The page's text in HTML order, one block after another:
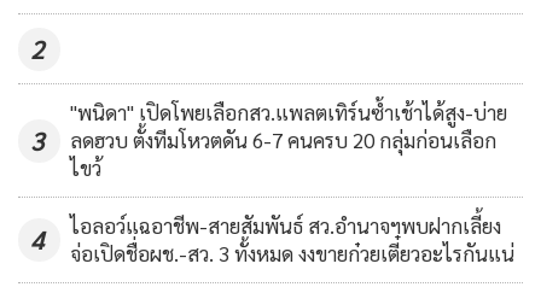
2
3
"พนิดา" เปิดโพยเลือกสว.แพลตเทิร์นซ้ำเช้าได้สูง-บ่าย
ลดฮวบ ตั้งทีมโหวตดัน 6-7 คนครบ 20 กลุ่มก่อนเลือก
ไขว้
4
ไอลอว์แฉอาชีพ-สายสัมพันธ์ สว.อำนาจฯพบฝากเลี้ยง
จ่อเปิดชื่อผช.-สว. 3 ทั้งหมด งงขายก๋วยเตี๋ยวอะไรกันแน่
MGR Online ใช้คุกกี้ (Cookies)